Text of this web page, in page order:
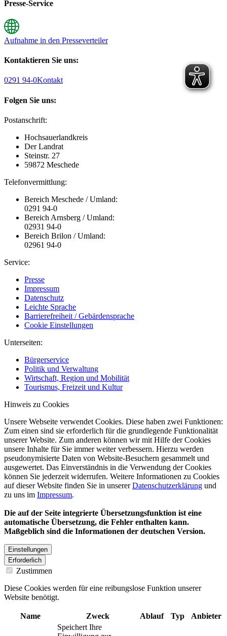
Presse-Service
Aufnahme in den Presseverteiler
Kontaktieren Sie uns:
0291 94-0Kontakt
Folgen Sie uns:
Postanschrift:
Hochsauerlandkreis
Der Landrat
Steinstr. 27
59872 Meschede
Telefonvermittlung:
Bereich Meschede / Umland:
0291 94-0
Bereich Arnsberg / Umland:
02931 94-0
Bereich Brilon / Umland:
02961 94-0
Service:
Presse
Impressum
Datenschutz
Leichte Sprache
Barrierefreiheit / Gebärdensprache
Cookie Einstellungen
Unterseiten:
Bürgerservice
Politik und Verwaltung
Wirtschaft, Region und Mobilität
Tourismus, Freizeit und Kultur
Hinweis zu Cookies
Unsere Webseite verwendet Cookies. Diese haben zwei Funktionen:
Zum einen sind sie erforderlich für die grundlegende Funktionalität
unserer Website. Zum anderen können wir mit Hilfe der Cookies
unsere Inhalte für Sie immer weiter verbessern. Hierzu werden
pseudonymisierte Daten von Website-Besuchern gesammelt und
ausgewertet. Das Einverständnis in die Verwendung der Cookies
können Sie jederzeit widerrufen. Weitere Informationen zu Cookies
auf dieser Website finden Sie in unsererDatenschutzerklärung und
zu uns im Impressum.
Die auf der Seite integrierte Übersetzungsfunktion ist eine
automatische Übersetzung, die Fehler enthalten kann.
Maßgeblich sind die Informationen der deutschen Version.
Einstellungen
Erforderlich
Zustimmen
Diese Cookies werden für eine reibungslose Funktion unserer
Website benötigt.
Name Zweck Ablauf Typ
Anbieter
Speichert Ihre